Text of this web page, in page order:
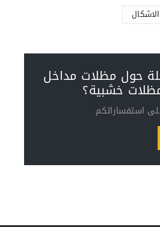
حول مظلات مداخل
خشبية؟
استفساراتكم